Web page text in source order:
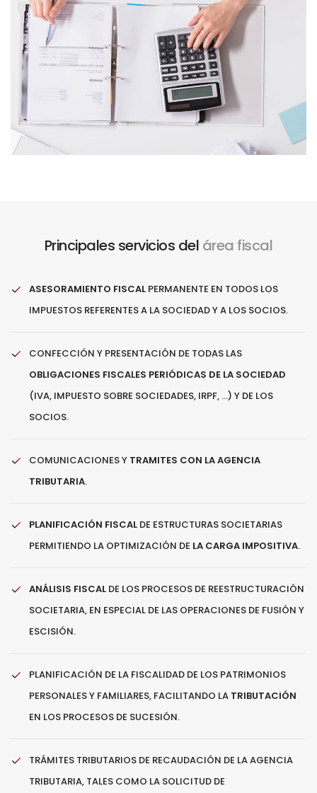
Principales servicios del área fiscal
ASESORAMIENTO FISCAL PERMANENTE EN TODOS LOS
IMPUESTOS REFERENTES A LA SOCIEDAD Y A LOS SOCIOS.
CONFECCIÓN Y PRESENTACIÓN DE TODAS LAS
OBLIGACIONES FISCALES PERIÓDICAS DE LA SOCIEDAD
(IVA, IMPUESTO SOBRE SOCIEDADES, IRPF, ...) Y DE LOS
SOCIOS.
COMUNICACIONES Y TRAMITES CON LA AGENCIA
TRIBUTARIA.
PLANIFICACIÓN FISCAL DE ESTRUCTURAS SOCIETARIAS
PERMITIENDO LA OPTIMIZACIÓN DE LA CARGA IMPOSITIVA.
ANÁLISIS FISCAL DE LOS PROCESOS DE REESTRUCTURACIÓN
SOCIETARIA, EN ESPECIAL DE LAS OPERACIONES DE FUSIÓN Y
ESCISIÓN.
PLANIFICACIÓN DE LA FISCALIDAD DE LOS PATRIMONIOS
PERSONALES Y FAMILIARES, FACILITANDO LA TRIBUTACIÓN
EN LOS PROCESOS DE SUCESIÓN.
TRÁMITES TRIBUTARIOS DE RECAUDACIÓN DE LA AGENCIA
TRIBUTARIA, TALES COMO LA SOLICITUD DE